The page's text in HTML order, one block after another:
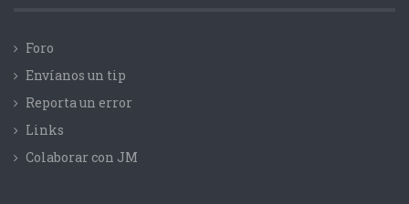
Foro
Envíanos un tip
Reporta un error
Links
Colaborar con JM